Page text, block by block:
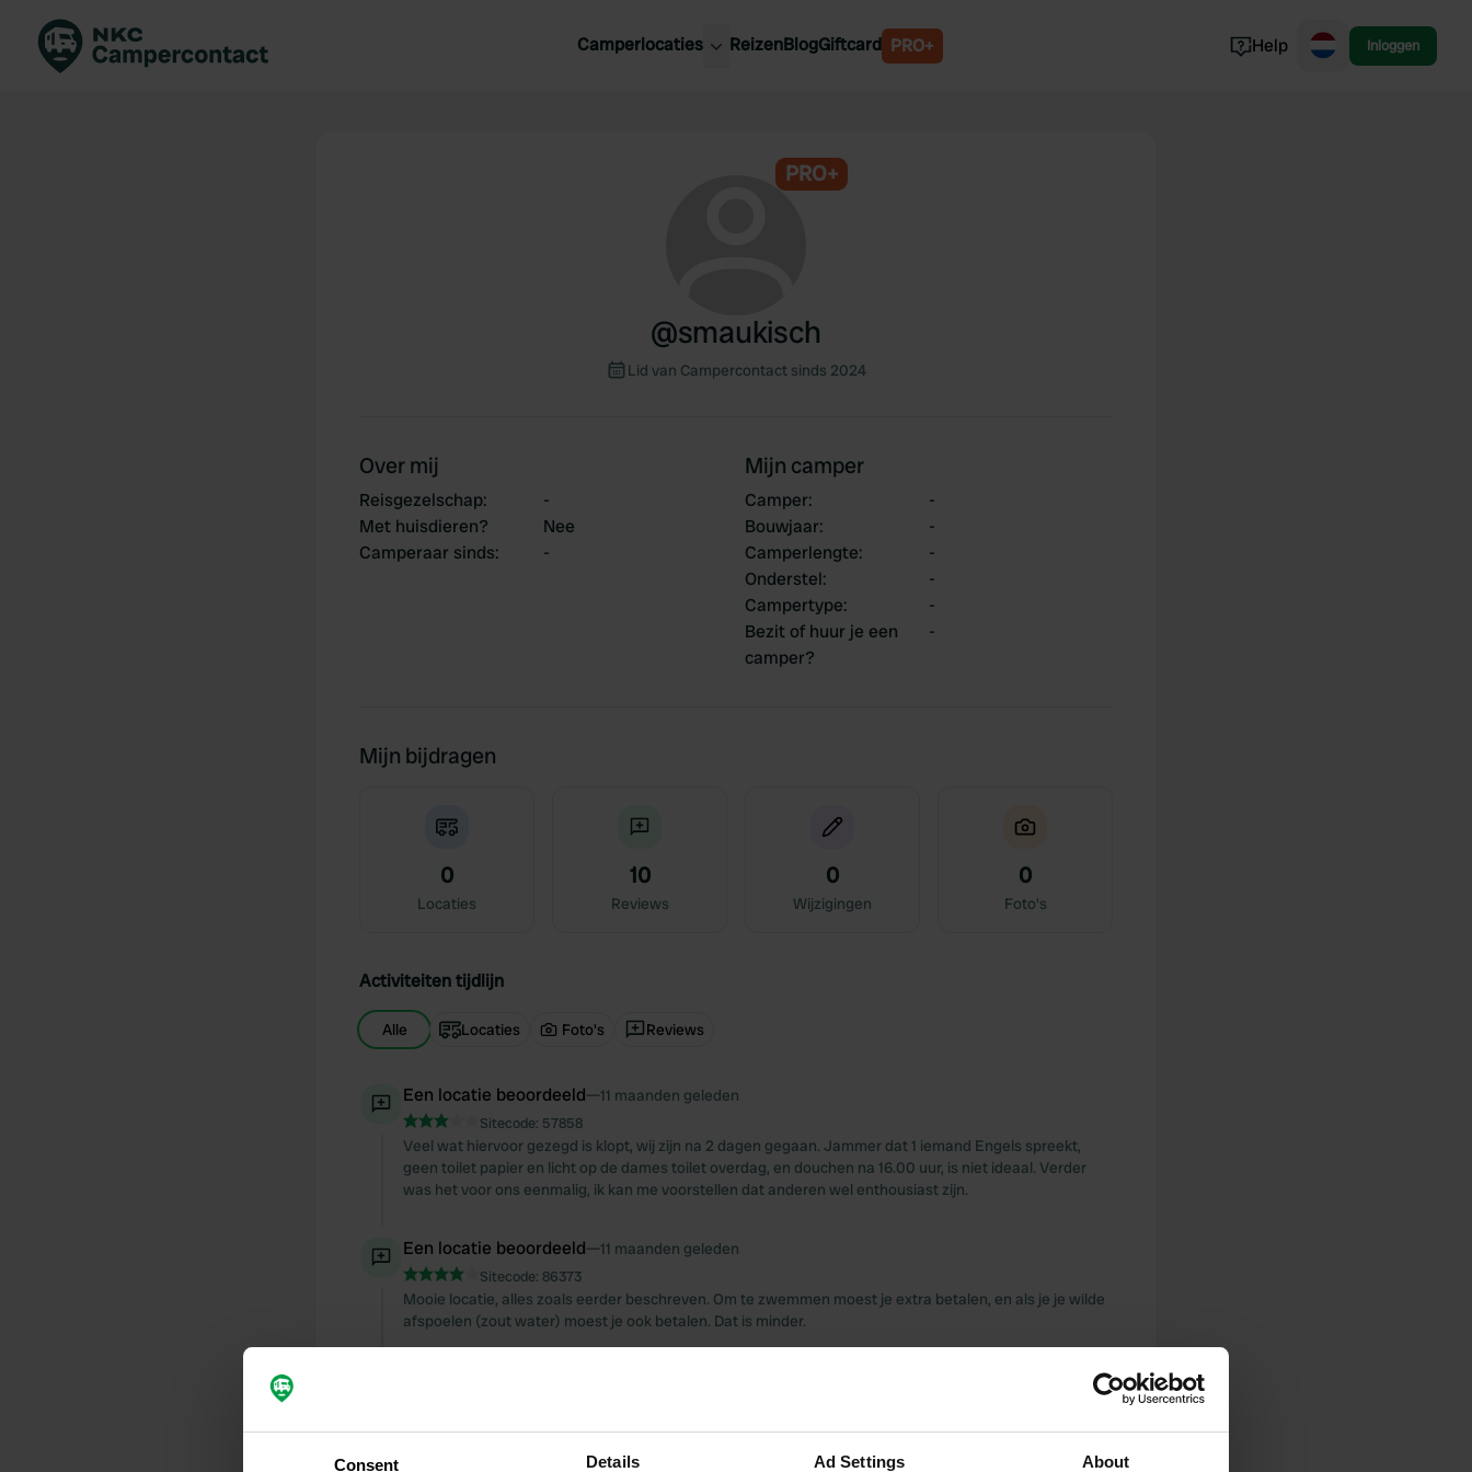
Consent Details Ad Settings About
Camperlocaties ReizenBlogGiftcard PRO+ Help Inloggen
PRO+
@smaukisch
Lid van Campercontact sinds 2024
Over mij
Reisgezelschap:
-
Met huisdieren?
Nee
Camperaar sinds: -
Mijn camper
Camper:
-
Bouwjaar:
-
Camperlengte:
-
Onderstel:
-
Campertype:
-
Bezit of huur je een
camper?
-
Mijn bijdragen
0
Locaties
10
Reviews
0
Wijzigingen
0
Foto's
Activiteiten tijdlijn
Alle Locaties Foto's Reviews
Een locatie beoordeeld—11 maanden geleden
Sitecode: 57858
Veel wat hiervoor gezegd is klopt, wij zijn na 2 dagen gegaan. Jammer dat 1 iemand Engels spreekt,
geen toilet papier en licht op de dames toilet overdag, en douchen na 16.00 uur, is niet ideaal. Verder
was het voor ons eenmalig, ik kan me voorstellen dat anderen wel enthousiast zijn.
Een locatie beoordeeld—11 maanden geleden
Sitecode: 86373
Mooie locatie, alles zoals eerder beschreven. Om te zwemmen moest je extra betalen, en als je je wilde
afspoelen (zout water) moest je ook betalen. Dat is minder.
Alles zoals hiervoor beschreven.